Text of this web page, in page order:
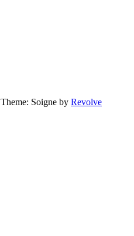
Theme: Soigne by Revolve